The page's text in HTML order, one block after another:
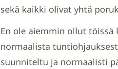
sekä kaikki olivat yhtä
En ole aiemmin ollut
normaalista
suunniteltu ja normaalisti